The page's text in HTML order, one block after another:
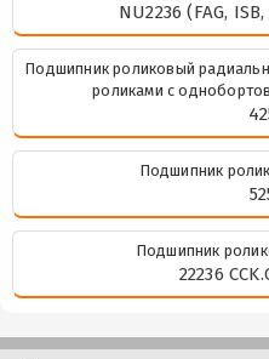
NU2236 (FAG,
Подшипник роликовый
роликами с
Подшипник
Подшипник
22236